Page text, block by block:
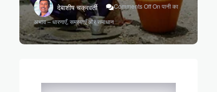
देबाशीष चक्रवर्ती Comments OffOn पानी का
अभाव – धारणाएँ, समस्याएँ और समाधान